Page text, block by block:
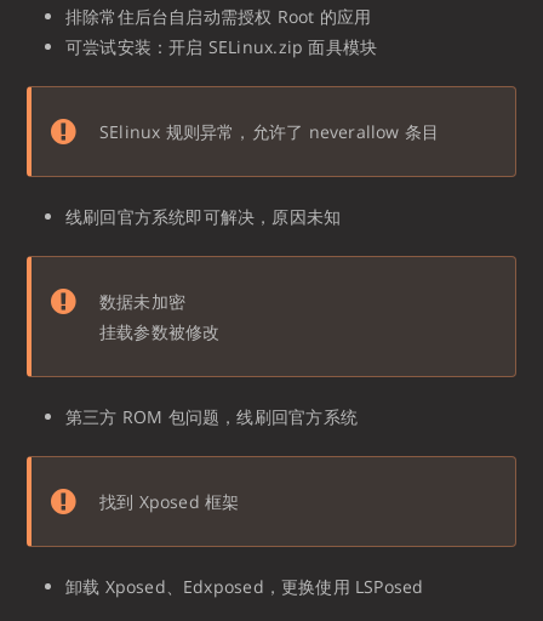
排除常住后台自启动需授权 Root 的应用
可尝试安装：开启 SELinux.zip 面具模块
SElinux 规则异常，允许了 neverallow 条目
线刷回官方系统即可解决，原因未知
数据未加密
挂载参数被修改
第三方 ROM 包问题，线刷回官方系统
找到 Xposed 框架
卸载 Xposed、Edxposed，更换使用 LSPosed